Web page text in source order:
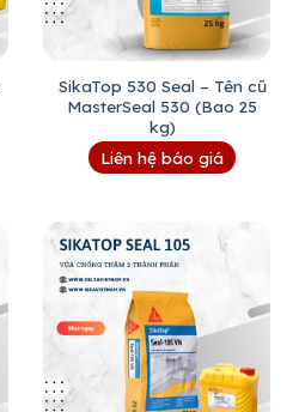
SikaTop 530 Seal – Tên cũ
MasterSeal 530 (Bao 25
kg)
Liên hệ báo giá